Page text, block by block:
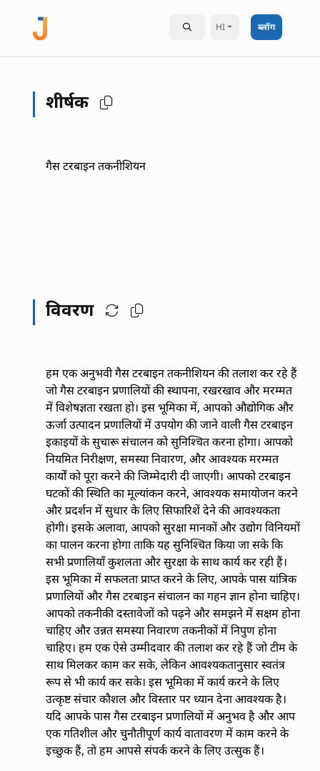
HI ब्लॉग
शीर्षक
गैस टरबाइन तकनीशियन
विवरण
हम एक अनुभवी गैस टरबाइन तकनीशियन की तलाश कर रहे हैं
जो गैस टरबाइन प्रणालियों की स्थापना, रखरखाव और मरम्मत
में विशेषज्ञता रखता हो। इस भूमिका में, आपको औद्योगिक और
ऊर्जा उत्पादन प्रणालियों में उपयोग की जाने वाली गैस टरबाइन
इकाइयों के सुचारू संचालन को सुनिश्चित करना होगा। आपको
नियमित निरीक्षण, समस्या निवारण, और आवश्यक मरम्मत
कार्यों को पूरा करने की जिम्मेदारी दी जाएगी। आपको टरबाइन
घटकों की स्थिति का मूल्यांकन करने, आवश्यक समायोजन करने
और प्रदर्शन में सुधार के लिए सिफारिशें देने की आवश्यकता
होगी। इसके अलावा, आपको सुरक्षा मानकों और उद्योग विनियमों
का पालन करना होगा ताकि यह सुनिश्चित किया जा सके कि
सभी प्रणालियाँ कुशलता और सुरक्षा के साथ कार्य कर रही हैं।
इस भूमिका में सफलता प्राप्त करने के लिए, आपके पास यांत्रिक
प्रणालियों और गैस टरबाइन संचालन का गहन ज्ञान होना चाहिए।
आपको तकनीकी दस्तावेजों को पढ़ने और समझने में सक्षम होना
चाहिए और उन्नत समस्या निवारण तकनीकों में निपुण होना
चाहिए। हम एक ऐसे उम्मीदवार की तलाश कर रहे हैं जो टीम के
साथ मिलकर काम कर सके, लेकिन आवश्यकतानुसार स्वतंत्र
रूप से भी कार्य कर सके। इस भूमिका में कार्य करने के लिए
उत्कृष्ट संचार कौशल और विस्तार पर ध्यान देना आवश्यक है।
यदि आपके पास गैस टरबाइन प्रणालियों में अनुभव है और आप
एक गतिशील और चुनौतीपूर्ण कार्य वातावरण में काम करने के
इच्छुक हैं, तो हम आपसे संपर्क करने के लिए उत्सुक हैं।